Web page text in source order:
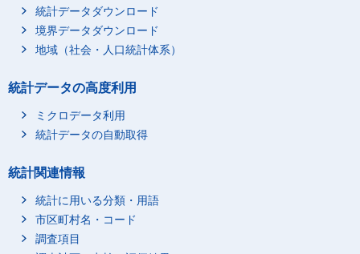
統計データダウンロード
境界データダウンロード
地域（社会・人口統計体系）
統計データの高度利用
ミクロデータ利用
統計データの自動取得
統計関連情報
統計に用いる分類・用語
市区町村名・コード
調査項目